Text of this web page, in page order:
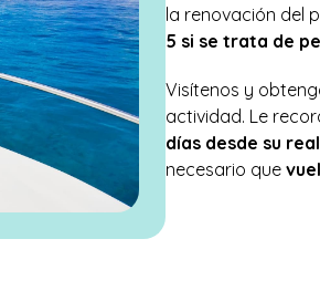
la renovación del
5 si se trata de
Visítenos y
actividad. Le
días desde su
necesario que